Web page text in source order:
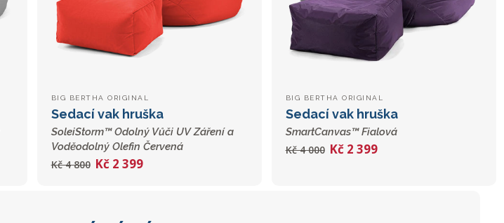
BIG BERTHA ORIGINAL
Sedací vak hruška
SoleiStorm™ Odolný Vůči UV Záření a
Voděodolný Olefin Červená
Kč 4 800 Kč 2 399
BIG BERTHA ORIGINAL
Sedací vak hruška
SmartCanvas™ Fialová
Kč 4 000 Kč 2 399